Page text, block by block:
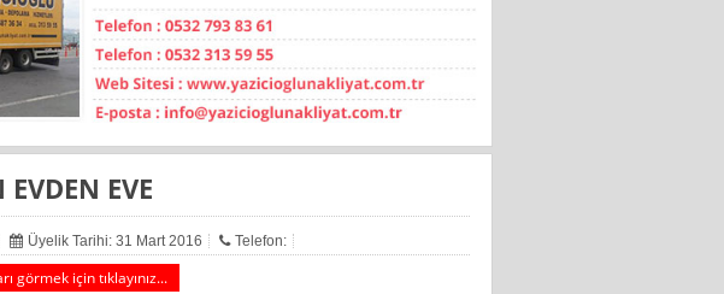
EVDEN EVE
Üyelik Tarihi: 31 Mart 2016 Telefon:
görmek için tıklayınız...